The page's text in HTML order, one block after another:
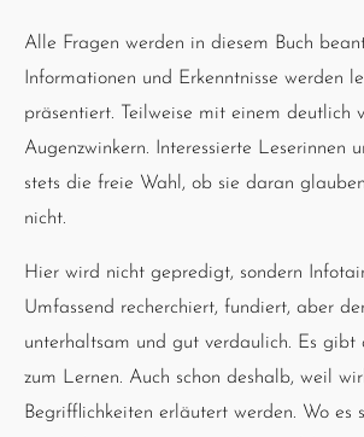
Alle Fragen werden in diesem Buch
Informationen und Erkenntnisse werden
präsentiert. Teilweise mit einem deutlich
Augenzwinkern. Interessierte Leserinnen
stets die freie Wahl, ob sie daran
nicht.
Hier wird nicht gepredigt, sondern
Umfassend recherchiert, fundiert, aber
unterhaltsam und gut verdaulich. Es gibt
zum Lernen. Auch schon deshalb, weil
Begrifflichkeiten erläutert werden. Wo es